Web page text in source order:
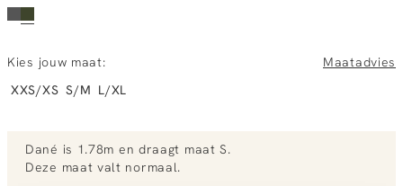
Kies jouw maat:
Maatadvies
XXS/XS S/M L/XL
Dané is 1.78m en draagt maat S.
Deze maat valt normaal.